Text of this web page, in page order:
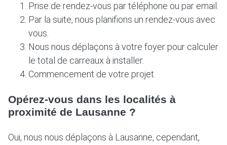
Prise de rendez-vous par téléphone ou par email.
Par la suite, nous planifions un rendez-vous avec
vous.
Nous nous déplaçons à votre foyer pour calculer
le total de carreaux à installer.
Commencement de votre projet.
Opérez-vous dans les localités à
proximité de Lausanne ?
Oui, nous nous déplaçons à Lausanne, cependant,